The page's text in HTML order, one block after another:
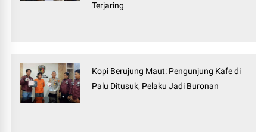
Terjaring
Kopi Berujung Maut: Pengunjung Kafe di
Palu Ditusuk, Pelaku Jadi Buronan